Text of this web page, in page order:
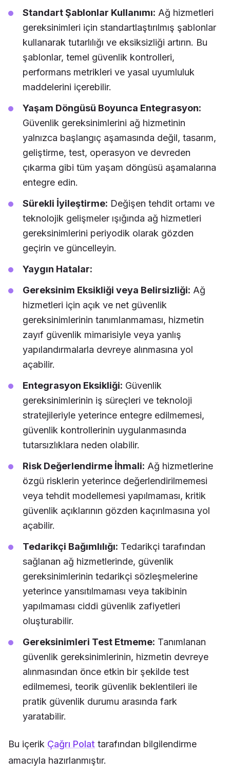
Standart Şablonlar Kullanımı: Ağ hizmetleri
gereksinimleri için standartlaştırılmış şablonlar
kullanarak tutarlılığı ve eksiksizliği artırın. Bu
şablonlar, temel güvenlik kontrolleri,
performans metrikleri ve yasal uyumluluk
maddelerini içerebilir.
Yaşam Döngüsü Boyunca Entegrasyon:
Güvenlik gereksinimlerini ağ hizmetinin
yalnızca başlangıç aşamasında değil, tasarım,
geliştirme, test, operasyon ve devreden
çıkarma gibi tüm yaşam döngüsü aşamalarına
entegre edin.
Sürekli İyileştirme: Değişen tehdit ortamı ve
teknolojik gelişmeler ışığında ağ hizmetleri
gereksinimlerini periyodik olarak gözden
geçirin ve güncelleyin.
Yaygın Hatalar:
Gereksinim Eksikliği veya Belirsizliği: Ağ
hizmetleri için açık ve net güvenlik
gereksinimlerinin tanımlanmaması, hizmetin
zayıf güvenlik mimarisiyle veya yanlış
yapılandırmalarla devreye alınmasına yol
açabilir.
Entegrasyon Eksikliği: Güvenlik
gereksinimlerinin iş süreçleri ve teknoloji
stratejileriyle yeterince entegre edilmemesi,
güvenlik kontrollerinin uygulanmasında
tutarsızlıklara neden olabilir.
Risk Değerlendirme İhmali: Ağ hizmetlerine
özgü risklerin yeterince değerlendirilmemesi
veya tehdit modellemesi yapılmaması, kritik
güvenlik açıklarının gözden kaçırılmasına yol
açabilir.
Tedarikçi Bağımlılığı: Tedarikçi tarafından
sağlanan ağ hizmetlerinde, güvenlik
gereksinimlerinin tedarikçi sözleşmelerine
yeterince yansıtılmaması veya takibinin
yapılmaması ciddi güvenlik zafiyetleri
oluşturabilir.
Gereksinimleri Test Etmeme: Tanımlanan
güvenlik gereksinimlerinin, hizmetin devreye
alınmasından önce etkin bir şekilde test
edilmemesi, teorik güvenlik beklentileri ile
pratik güvenlik durumu arasında fark
yaratabilir.
Bu içerik Çağrı Polat tarafından bilgilendirme
amacıyla hazırlanmıştır.